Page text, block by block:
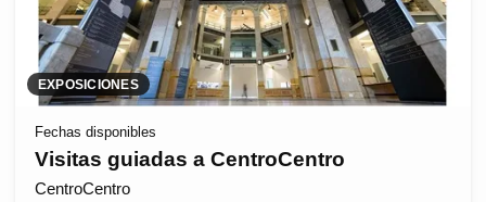
EXPOSICIONES
Fechas disponibles
Visitas guiadas a CentroCentro
CentroCentro